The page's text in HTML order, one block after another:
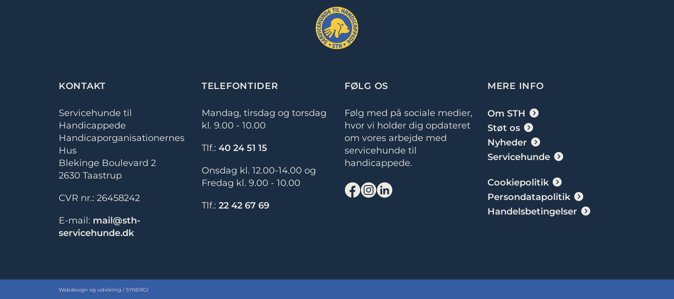
KONTAKT
Servicehunde til
Handicappede
Handicaporganisationernes
Hus
Blekinge Boulevard 2
2630 Taastrup
CVR nr.: 26458242
E-mail: mail@sth-
servicehunde.dk
TELEFONTIDER
Mandag, tirsdag og torsdag
kl. 9.00 - 10.00
Tlf.: 40 24 51 15
Onsdag kl. 12.00-14.00 og
Fredag kl. 9.00 - 10.00
Tlf.: 22 42 67 69
FØLG OS
Følg med på sociale medier,
hvor vi holder dig opdateret
om vores arbejde med
servicehunde til
handicappede.
MERE INFO
Om STH
Støt os
Nyheder
Servicehunde
Cookiepolitik
Persondatapolitik
Handelsbetingelser
Webdesign og udvikling / SYNERGI